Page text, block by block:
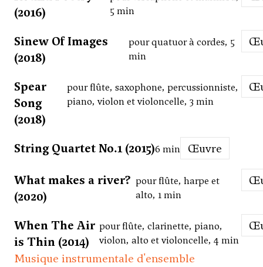
(2016)
5 min
Sinew Of Images
(2018)
pour quatuor à cordes, 5
min
Spear
Song
(2018)
pour flûte, saxophone, percussionniste,
piano, violon et violoncelle, 3 min
String Quartet No.1 (2015)6 min Œuvre
What makes a river?
(2020)
pour flûte, harpe et
alto, 1 min
When The Air
is Thin (2014)
pour flûte, clarinette, piano,
violon, alto et violoncelle, 4 min
Musique instrumentale d'ensemble